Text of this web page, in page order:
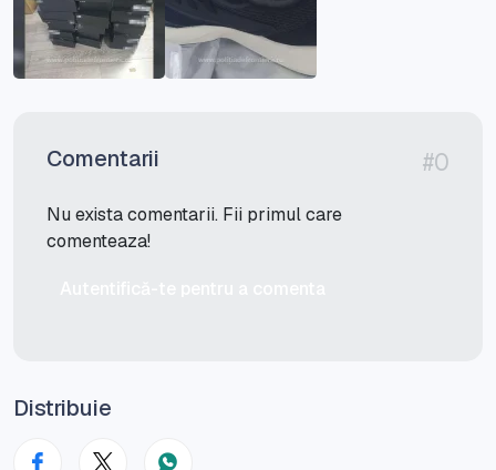
Comentarii #0
Nu exista comentarii. Fii primul care
comenteaza!
Distribuie